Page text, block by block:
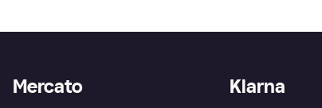
Klarna
Mercato